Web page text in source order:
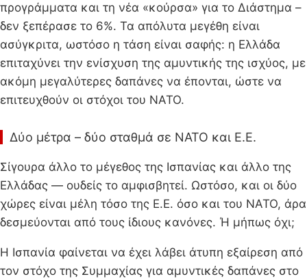
προγράμματα και τη νέα «κούρσα» για το Διάστημα –
δεν ξεπέρασε το 6%. Τα απόλυτα μεγέθη είναι
ασύγκριτα, ωστόσο η τάση είναι σαφής: η Ελλάδα
επιταχύνει την ενίσχυση της αμυντικής της ισχύος, με
ακόμη μεγαλύτερες δαπάνες να έπονται, ώστε να
επιτευχθούν οι στόχοι του ΝΑΤΟ.
Δύο μέτρα – δύο σταθμά σε ΝΑΤΟ και Ε.Ε.
Σίγουρα άλλο το μέγεθος της Ισπανίας και άλλο της
Ελλάδας — ουδείς το αμφισβητεί. Ωστόσο, και οι δύο
χώρες είναι μέλη τόσο της Ε.Ε. όσο και του ΝΑΤΟ, άρα
δεσμεύονται από τους ίδιους κανόνες. Ή μήπως όχι;
Η Ισπανία φαίνεται να έχει λάβει άτυπη εξαίρεση από
τον στόχο της Συμμαχίας για αμυντικές δαπάνες στο